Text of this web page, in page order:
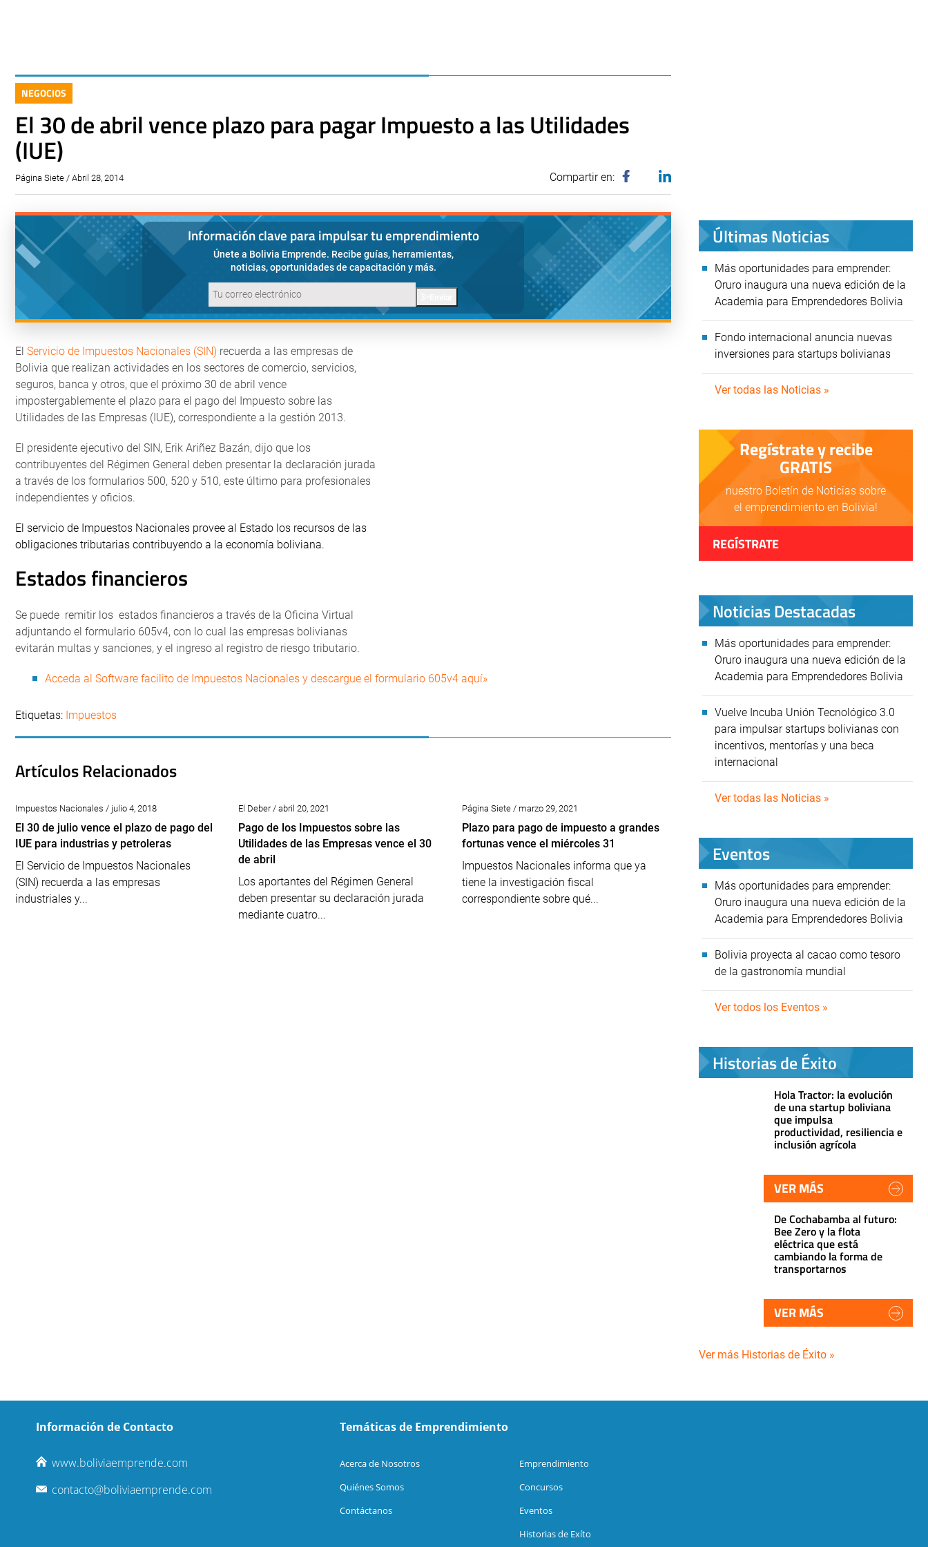
NEGOCIOS
El 30 de abril vence plazo para pagar Impuesto a las Utilidades
(IUE)
Página Siete / Abril 28, 2014 Compartir en:
Información clave para impulsar tu emprendimiento
Únete a Bolivia Emprende. Recibe guías, herramientas,
noticias, oportunidades de capacitación y más.
El Servicio de Impuestos Nacionales (SIN) recuerda a las empresas de
Bolivia que realizan actividades en los sectores de comercio, servicios,
seguros, banca y otros, que el próximo 30 de abril vence
impostergablemente el plazo para el pago del Impuesto sobre las
Utilidades de las Empresas (IUE), correspondiente a la gestión 2013.
El presidente ejecutivo del SIN, Erik Ariñez Bazán, dijo que los
contribuyentes del Régimen General deben presentar la declaración jurada
a través de los formularios 500, 520 y 510, este último para profesionales
independientes y oficios.
El servicio de Impuestos Nacionales provee al Estado los recursos de las
obligaciones tributarias contribuyendo a la economía boliviana.
Estados financieros
Se puede remitir los estados financieros a través de la Oficina Virtual
adjuntando el formulario 605v4, con lo cual las empresas bolivianas
evitarán multas y sanciones, y el ingreso al registro de riesgo tributario.
Acceda al Software facilito de Impuestos Nacionales y descargue el formulario 605v4 aquí»
Etiquetas: Impuestos
Artículos Relacionados
Impuestos Nacionales / julio 4, 2018
El 30 de julio vence el plazo de pago del
IUE para industrias y petroleras
El Servicio de Impuestos Nacionales
(SIN) recuerda a las empresas
industriales y...
El Deber / abril 20, 2021
Pago de los Impuestos sobre las
Utilidades de las Empresas vence el 30
de abril
Los aportantes del Régimen General
deben presentar su declaración jurada
mediante cuatro...
Página Siete / marzo 29, 2021
Plazo para pago de impuesto a grandes
fortunas vence el miércoles 31
Impuestos Nacionales informa que ya
tiene la investigación fiscal
correspondiente sobre qué...
Últimas Noticias
Más oportunidades para emprender:
Oruro inaugura una nueva edición de la
Academia para Emprendedores Bolivia
Fondo internacional anuncia nuevas
inversiones para startups bolivianas
Ver todas las Noticias »
Regístrate y recibe
GRATIS
nuestro Boletín de Noticias sobre
el emprendimiento en Bolivia!
REGÍSTRATE
Noticias Destacadas
Más oportunidades para emprender:
Oruro inaugura una nueva edición de la
Academia para Emprendedores Bolivia
Vuelve Incuba Unión Tecnológico 3.0
para impulsar startups bolivianas con
incentivos, mentorías y una beca
internacional
Ver todas las Noticias »
Eventos
Más oportunidades para emprender:
Oruro inaugura una nueva edición de la
Academia para Emprendedores Bolivia
Bolivia proyecta al cacao como tesoro
de la gastronomía mundial
Ver todos los Eventos »
Historias de Éxito
Hola Tractor: la evolución
de una startup boliviana
que impulsa
productividad, resiliencia e
inclusión agrícola
VER MÁS
De Cochabamba al futuro:
Bee Zero y la flota
eléctrica que está
cambiando la forma de
transportarnos
VER MÁS
Ver más Historias de Éxito »
Información de Contacto
www.boliviaemprende.com
contacto@boliviaemprende.com
Temáticas de Emprendimiento
Acerca de Nosotros
Quiénes Somos
Contáctanos
Emprendimiento
Concursos
Eventos
Historias de Exíto